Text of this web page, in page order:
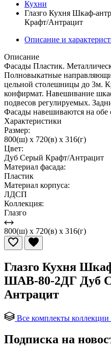
Кухни
Глазго Кухня Шкаф-
Крафт/Антрацит
Описание и
Описание
Фасады Пластик.
Полновыкатные
цельной столешницы до 3м.
конфирмат. Навешивание
подвесов регулируемых.
Фасады навешиваются на обе
Характеристики
Размер:
800(ш) x 720(в) x 316(г)
Цвет:
Дуб Серый Крафт/Антрацит
Материал фасада:
Пластик
Материал корпуса:
ЛДСП
Коллекция:
Глазго
800(ш) x 720(в) x 316(г)
Глазго Кухня
ШАВ-80-2ДГ Дуб
Антрацит
Все комплекты коллекции
Подписка на